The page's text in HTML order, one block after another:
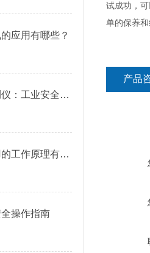
应用有哪些？
逸云天氮氧化物检测仪：工业安全与环保监测的多场景守护者
氮氧化物检测仪常用的工作原理有哪些？
操作指南
试成功，
单的保养
产品